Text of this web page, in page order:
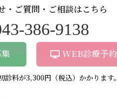
・ご質問・ご相談はこちら
386-9138
WEB診療予約
診料が3,300円（税込）かかります。